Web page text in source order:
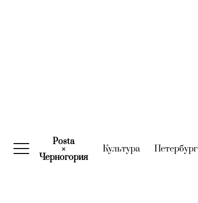
Posta
×
Черногория(current)
Культура(current)
Петербург